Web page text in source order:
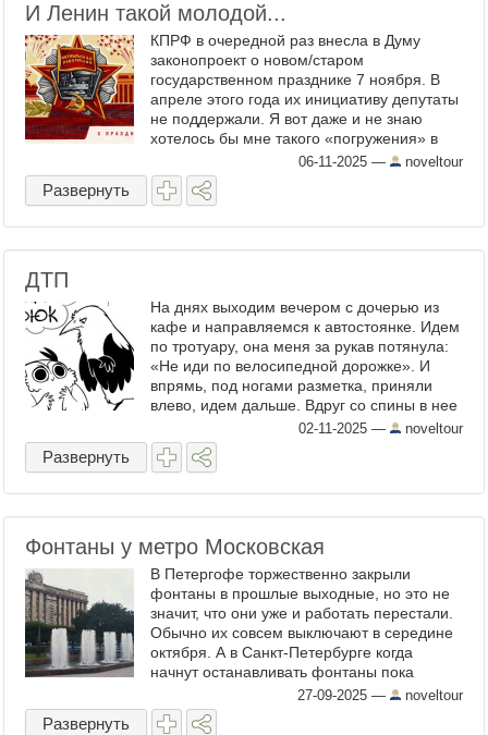
И Ленин такой молодой...
КПРФ в очередной раз внесла в Думу
законопроект о новом/старом
государственном празднике 7 ноября. В
апреле этого года их инициативу депутаты
не поддержали. Я вот даже и не знаю
хотелось бы мне такого «погружения» в
недалекое прошлое. А вам? ...
06-11-2025 — noveltour
Развернуть
ДТП
На днях выходим вечером с дочерью из
кафе и направляемся к автостоянке. Идем
по тротуару, она меня за рукав потянула:
«Не иди по велосипедной дорожке». И
впрямь, под ногами разметка, приняли
влево, идем дальше. Вдруг со спины в нее
врезается мальчишка на велосипеде, дочь
падает, ...
02-11-2025 — noveltour
Развернуть
Фонтаны у метро Московская
В Петергофе торжественно закрыли
фонтаны в прошлые выходные, но это не
значит, что они уже и работать перестали.
Обычно их совсем выключают в середине
октября. А в Санкт-Петербурге когда
начнут останавливать фонтаны пока
Водоканал не сообщал. Если вспомнить
прошлые сезоны, то обычно ...
27-09-2025 — noveltour
Развернуть